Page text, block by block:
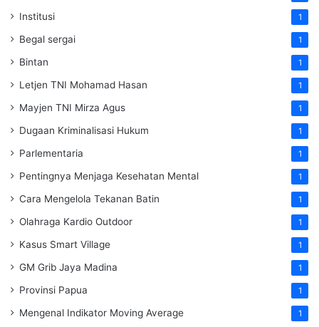
Institusi 1
Begal sergai 1
Bintan 1
Letjen TNI Mohamad Hasan 1
Mayjen TNI Mirza Agus 1
Dugaan Kriminalisasi Hukum 1
Parlementaria 1
Pentingnya Menjaga Kesehatan Mental 1
Cara Mengelola Tekanan Batin 1
Olahraga Kardio Outdoor 1
Kasus Smart Village 1
GM Grib Jaya Madina 1
Provinsi Papua 1
Mengenal Indikator Moving Average 1